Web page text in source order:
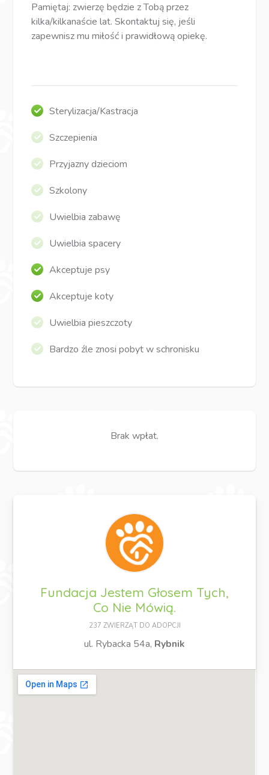
Pamiętaj: zwierzę będzie z Tobą przez
kilka/kilkanaście lat. Skontaktuj się, jeśli
zapewnisz mu miłość i prawidłową opiekę.
Sterylizacja/Kastracja
Szczepienia
Przyjazny dzieciom
Szkolony
Uwielbia zabawę
Uwielbia spacery
Akceptuje psy
Akceptuje koty
Uwielbia pieszczoty
Bardzo źle znosi pobyt w schronisku
Brak wpłat.
Fundacja Jestem Głosem Tych,
Co Nie Mówią.
237 ZWIERZĄT DO ADOPCJI
ul. Rybacka 54a, Rybnik